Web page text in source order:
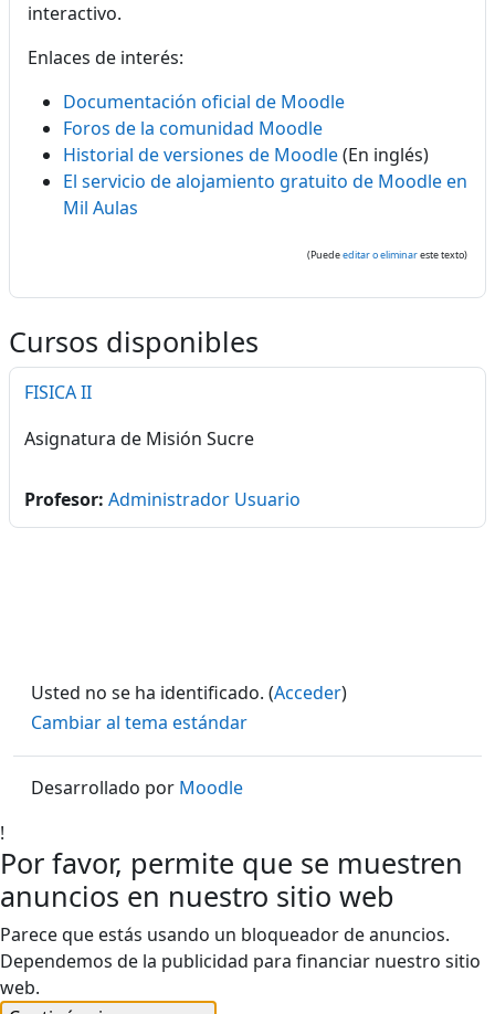
interactivo.
Enlaces de interés:
Documentación oficial de Moodle
Foros de la comunidad Moodle
Historial de versiones de Moodle(En inglés)
El servicio de alojamiento gratuito de Moodle en
Mil Aulas
(Puedeeditar o eliminareste texto)
Cursos disponibles
FISICA II
Asignatura de Misión Sucre
Profesor: Administrador Usuario
Usted no se ha identificado. (Acceder)
Cambiar al tema estándar
Desarrollado por Moodle
!
Por favor, permite que se muestren
anuncios en nuestro sitio web
Parece que estás usando un bloqueador de anuncios.
Dependemos de la publicidad para financiar nuestro sitio
web.